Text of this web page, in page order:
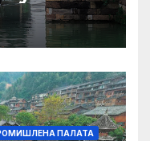
ПАЛАТА